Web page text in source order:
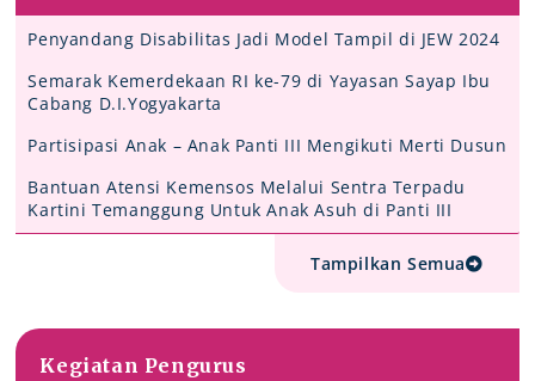
Penyandang Disabilitas Jadi Model Tampil di JEW 2024
Semarak Kemerdekaan RI ke-79 di Yayasan Sayap Ibu
Cabang D.I.Yogyakarta
Partisipasi Anak – Anak Panti III Mengikuti Merti Dusun
Bantuan Atensi Kemensos Melalui Sentra Terpadu
Kartini Temanggung Untuk Anak Asuh di Panti III
Tampilkan Semua
Kegiatan Pengurus